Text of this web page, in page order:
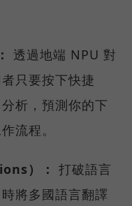
透過地端 NPU 對
只要按下快捷
析，預測你的下
流程。
）： 打破語言
將多國語言翻譯